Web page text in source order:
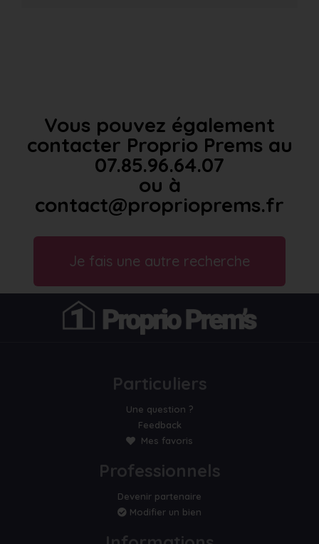
Vous pouvez également
contacter Proprio Prems au
07.85.96.64.07
ou à
contact@proprioprems.fr
Je fais une autre recherche
Particuliers
Une question ?
Feedback
Mes favoris
Professionnels
Devenir partenaire
Modifier un bien